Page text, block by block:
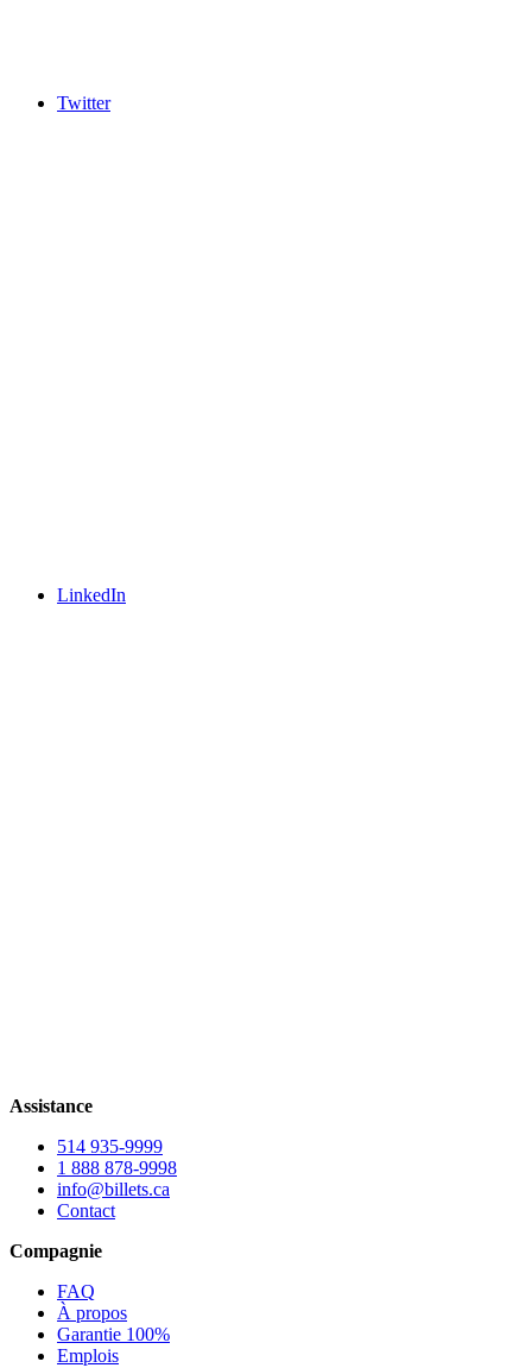
Twitter
LinkedIn
Assistance
514 935-9999
1 888 878-9998
info@billets.ca
Contact
Compagnie
FAQ
À propos
Garantie 100%
Emplois